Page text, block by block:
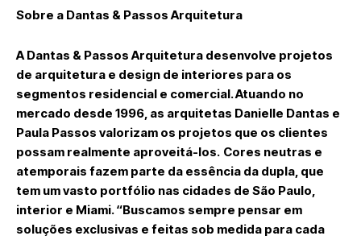
Sobre a Dantas & Passos Arquitetura
A Dantas & Passos Arquitetura desenvolve projetos
de arquitetura e design de interiores para os
segmentos residencial e comercial. Atuando no
mercado desde 1996, as arquitetas Danielle Dantas e
Paula Passos valorizam os projetos que os clientes
possam realmente aproveitá-los. Cores neutras e
atemporais fazem parte da essência da dupla, que
tem um vasto portfólio nas cidades de São Paulo,
interior e Miami. “Buscamos sempre pensar em
soluções exclusivas e feitas sob medida para cada